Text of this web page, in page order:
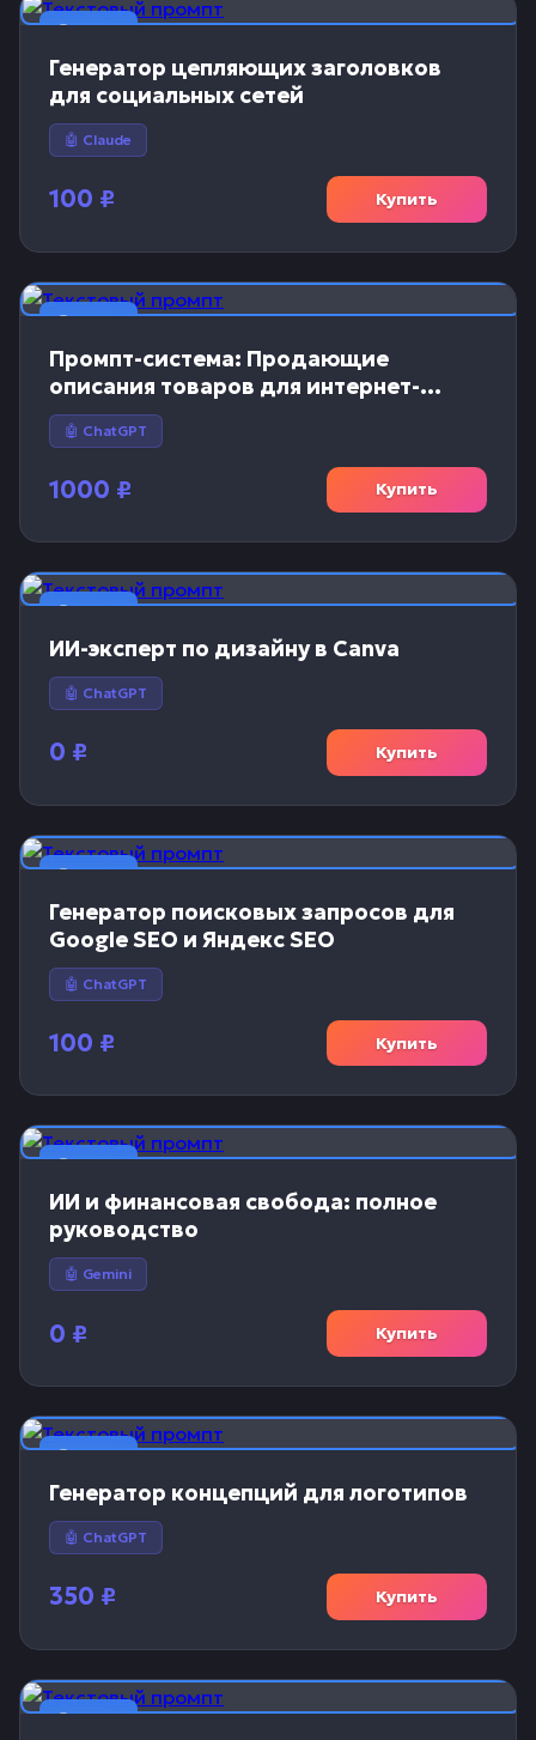
📝 Текст
Генератор цепляющих заголовков
для социальных сетей
🤖 Claude
100 ₽ Купить
📝 Текст
Промпт-система: Продающие
описания товаров для интернет-
магазинов
🤖 ChatGPT
1000 ₽ Купить
📝 Текст
ИИ-эксперт по дизайну в Canva
🤖 ChatGPT
0 ₽ Купить
📝 Текст
Генератор поисковых запросов для
Google SEO и Яндекс SEO
🤖 ChatGPT
100 ₽ Купить
📝 Текст
ИИ и финансовая свобода: полное
руководство
🤖 Gemini
0 ₽ Купить
📝 Текст
Генератор концепций для логотипов
🤖 ChatGPT
350 ₽ Купить
📝 Текст